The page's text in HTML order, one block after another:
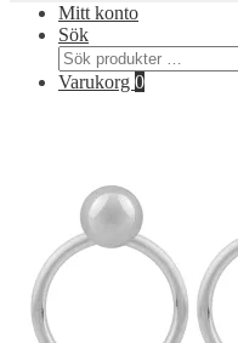
Mitt konto
Sök
Sök
efter:
Varukorg 0